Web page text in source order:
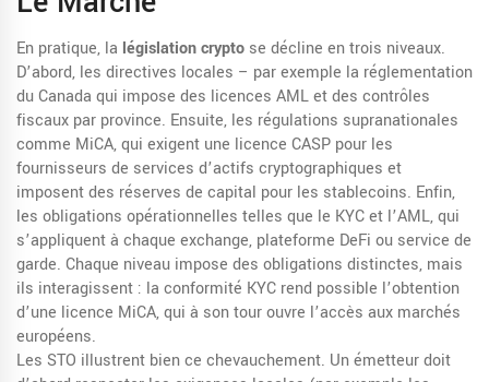
En pratique, la législation crypto se décline en trois niveaux.
D’abord, les directives locales – par exemple la réglementation
du Canada qui impose des licences AML et des contrôles
fiscaux par province. Ensuite, les régulations supranationales
comme MiCA, qui exigent une licence CASP pour les
fournisseurs de services d’actifs cryptographiques et
imposent des réserves de capital pour les stablecoins. Enfin,
les obligations opérationnelles telles que le KYC et l’AML, qui
s’appliquent à chaque exchange, plateforme DeFi ou service de
garde. Chaque niveau impose des obligations distinctes, mais
ils interagissent : la conformité KYC rend possible l’obtention
d’une licence MiCA, qui à son tour ouvre l’accès aux marchés
européens.
Les STO illustrent bien ce chevauchement. Un émetteur doit